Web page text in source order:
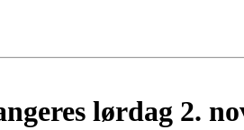
lørdag 2.